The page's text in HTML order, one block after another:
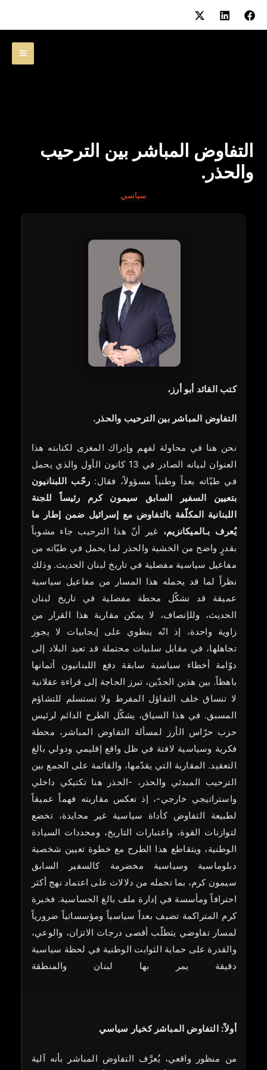
تخطي
إلى
التفاوض المباشر بين الترحيب
والحذر.
سياسي
كتب القائد أبو أرز،
التفاوض المباشر بين الترحيب والحذر.
نحن هنا في محاولة لفهم وإدراك المغزى لكتابته هذا
العنوان لبيانه الصادر في 13 كانون الأول والذي يحمل
في طيّاته بعداً وطنياً مسؤولاً، فقال: رحّب اللبنانيون
بتعيين السفير السابق سيمون كرم رئيساً للجنة
اللبنانية المكلّفة بالتفاوض مع إسرائيل ضمن إطار ما
يُعرف بـالميكانزيم، غير أنّ هذا الترحيب جاء مشوباً
بقدرٍ واضح من الخشية والحذر لما يحمل في طيّاته من
مفاعيل سياسية مفصلية في تاريخ لبنان الحديث. وذلك
نظراً لما قد يحمله هذا المسار من مفاعيل سياسية
عميقة قد تشكّل محطة مفصلية في تاريخ لبنان
الحديث، وللإنصاف، لا يمكن مقاربة هذا القرار من
زاوية واحدة، إذ انّه ينطوي على إيجابيات لا يجوز
تجاهلها، في مقابل سلبيات محتملة قد تعيد البلاد إلى
دوّامة أخطاء سياسية سابقة دفع اللبنانيون أثمانها
باهظاً. بين هذين الحدّين، تبرز الحاجة إلى قراءة عقلانية
لا تنساق خلف التفاؤل المفرط ولا تستسلم للتشاؤم
المسبق. في هذا السياق، يشكّل الطرح الدائم لرئيس
حزب حرّاس الأرز لمسألة التفاوض المباشر، محطة
فكرية وسياسية لافتة في ظل واقع إقليمي ودولي بالغ
التعقيد. المقاربة التي يقدّمها، والقائمة على الجمع بين
الترحيب المبدئي والحذر، -الحذر هنا تكتيكي داخلي
واستراتيجي خارجي-، إذ تعكس مقاربته فهماً عميقاً
لطبيعة التفاوض كأداة سياسية غير محايدة، تخضع
لتوازنات القوة، واعتبارات التاريخ، ومحددات السيادة
الوطنية، ويتقاطع هذا الطرح مع خطوة تعيين شخصية
دبلوماسية وسياسية مخضرمة كالسفير السابق
سيمون كرم، بما تحمله من دلالات على اعتماد نهج أكثر
احترافاً ومأسسة في إدارة ملف بالغ الحساسية. فخبرة
كرم المتراكمة تضيف بعداً سياسياً ومؤسساتياً ضرورياً
لمسار تفاوضي يتطلّب أقصى درجات الاتزان، والوعي،
والقدرة على حماية الثوابت الوطنية في لحظة سياسية
دقيقة يمر بها لبنان والمنطقة
أولاً: التفاوض المباشر كخيار سياسي
من منظور واقعي، يُعرَّف التفاوض المباشر بأنه آلية